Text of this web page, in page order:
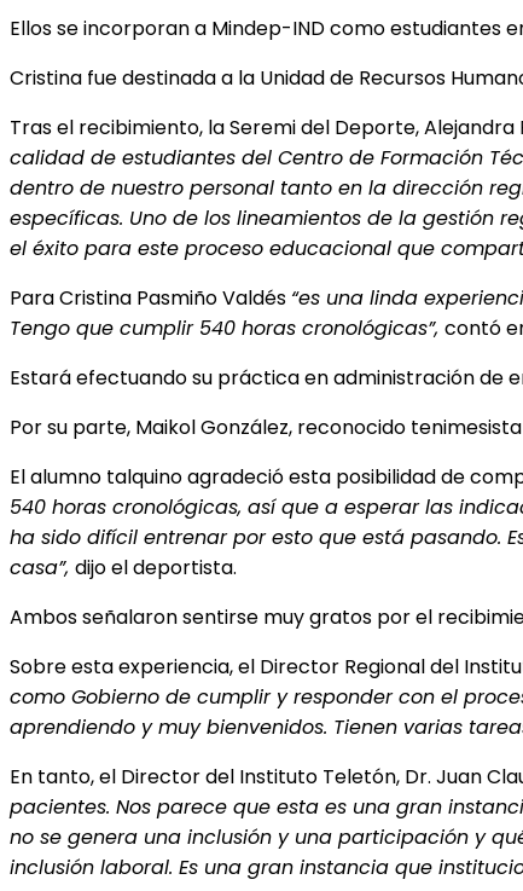
Ellos se incorporan a Mindep-IND como
Cristina fue destinada a la Unidad de Recursos
Tras el recibimiento, la Seremi del Deporte,
calidad de estudiantes del Centro de Formación
dentro de nuestro personal tanto en la dirección
específicas. Uno de los lineamientos de la gestión
el éxito para este proceso educacional que
Para Cristina Pasmiño Valdés “es una linda
Tengo que cumplir 540 horas cronológicas”, contó
Estará efectuando su práctica en administración de
Por su parte, Maikol González, reconocido
El alumno talquino agradeció esta posibilidad de
540 horas cronológicas, así que a esperar las
ha sido difícil entrenar por esto que está pasando.
casa”, dijo el deportista.
Ambos señalaron sentirse muy gratos por el
Sobre esta experiencia, el Director Regional del
como Gobierno de cumplir y responder con el
aprendiendo y muy bienvenidos. Tienen varias
En tanto, el Director del Instituto Teletón, Dr. Juan
pacientes. Nos parece que esta es una gran
no se genera una inclusión y una participación y
inclusión laboral. Es una gran instancia que